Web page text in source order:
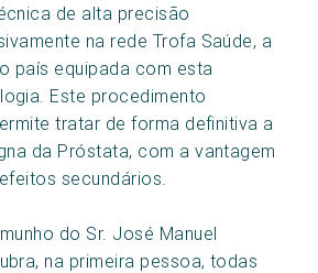
de alta precisão
na rede Trofa Saúde, a
país equipada com esta
Este procedimento
tratar de forma definitiva a
da Próstata, com a vantagem
secundários.
do Sr. José Manuel
na primeira pessoa, todas